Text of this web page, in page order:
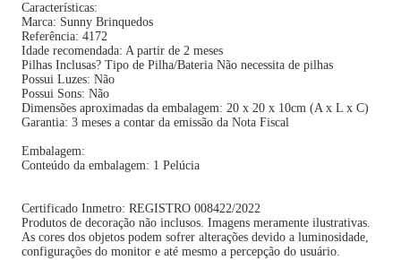
Características:
Marca: Sunny Brinquedos
Referência: 4172
Idade recomendada: A partir de 2 meses
Pilhas Inclusas? Tipo de Pilha/Bateria Não necessita de pilhas
Possui Luzes: Não
Possui Sons: Não
Dimensões aproximadas da embalagem: 20 x 20 x 10cm (A x L x C)
Garantia: 3 meses a contar da emissão da Nota Fiscal
Embalagem:
Conteúdo da embalagem: 1 Pelúcia
Certificado Inmetro: REGISTRO 008422/2022
Produtos de decoração não inclusos. Imagens meramente ilustrativas.
As cores dos objetos podem sofrer alterações devido a luminosidade,
configurações do monitor e até mesmo a percepção do usuário.